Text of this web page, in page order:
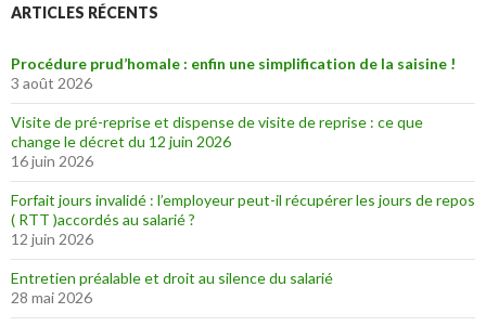
ARTICLES RÉCENTS
Procédure prud’homale : enfin une simplification de la saisine !
3 août 2026
Visite de pré-reprise et dispense de visite de reprise : ce que
change le décret du 12 juin 2026
16 juin 2026
Forfait jours invalidé : l’employeur peut-il récupérer les jours de repos
( RTT )accordés au salarié ?
12 juin 2026
Entretien préalable et droit au silence du salarié
28 mai 2026